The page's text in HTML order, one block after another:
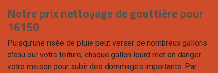
Notre prix nettoyage de gouttière pour
16150
Puisqu’une risée de pluie peut verser de nombreux gallons
d'eau sur votre toiture, chaque gallon lourd met en danger
votre maison pour subir des dommages importants. Par